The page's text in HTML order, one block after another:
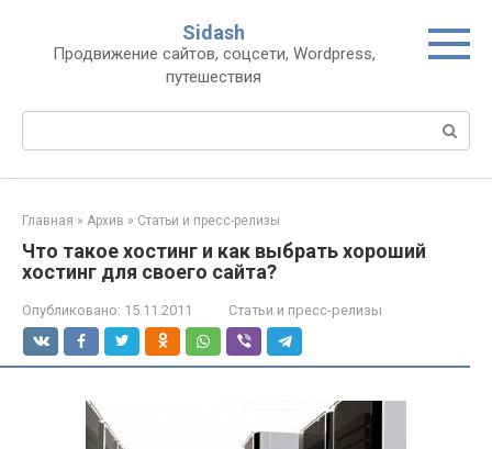
контенту
Sidash
Продвижение сайтов, соцсети, Wordpress,
путешествия
Главная » Архив » Статьи и пресс-релизы
Что такое хостинг и как выбрать хороший
хостинг для своего сайта?
Опубликовано: 15.11.2011 Статьи и пресс-релизы